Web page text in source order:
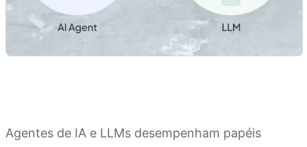
Agentes de IA e LLMs desempenham papéis